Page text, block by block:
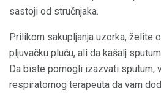
sastoji od stručnjaka.
Prilikom sakupljanja uzorka, želite
pljuvačku pluću, ali da kašalj
Da biste pomogli izazvati sputum,
respiratornog terapeuta da vam